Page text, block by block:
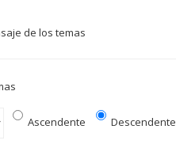
de los temas
Ascendente Descendente